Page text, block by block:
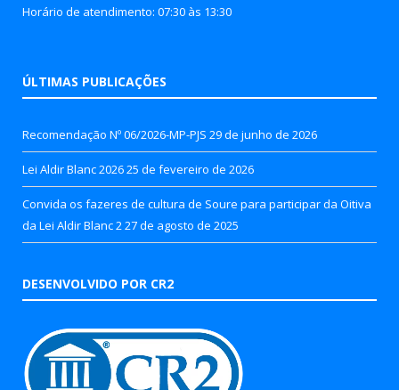
Horário de atendimento: 07:30 às 13:30
ÚLTIMAS PUBLICAÇÕES
Recomendação Nº 06/2026-MP-PJS 29 de junho de 2026
Lei Aldir Blanc 202625 de fevereiro de 2026
Convida os fazeres de cultura de Soure para participar da Oitiva
da Lei Aldir Blanc 2 27 de agosto de 2025
DESENVOLVIDO POR CR2